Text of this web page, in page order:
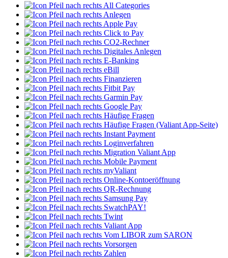
All Categories
Anlegen
Apple Pay
Click to Pay
CO2-Rechner
Digitales Anlegen
E-Banking
eBill
Finanzieren
Fitbit Pay
Garmin Pay
Google Pay
Häufige Fragen
Häufige Fragen (Valiant App-Seite)
Instant Payment
Loginverfahren
Migration Valiant App
Mobile Payment
myValiant
Online-Kontoeröffnung
QR-Rechnung
Samsung Pay
SwatchPAY!
Twint
Valiant App
Vom LIBOR zum SARON
Vorsorgen
Zahlen